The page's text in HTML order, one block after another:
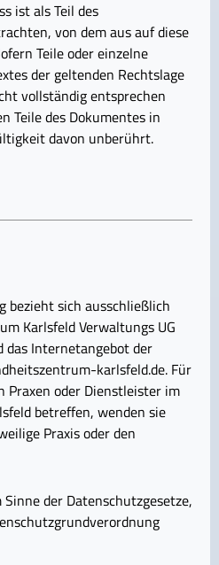
ist als Teil des
von dem aus auf diese
Teile oder einzelne
der geltenden Rechtslage
vollständig entsprechen
Teile des Dokumentes in
davon unberührt.
bezieht sich ausschließlich
Karlsfeld Verwaltungs UG
das Internetangebot der
karlsfeld.de. Für
Praxen oder Dienstleister im
betreffen, wenden sie
Praxis oder den
der Datenschutzgesetze,